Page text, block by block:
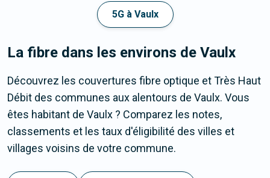
5G à Vaulx
La fibre dans les environs de Vaulx
Découvrez les couvertures fibre optique et Très Haut
Débit des communes aux alentours de Vaulx. Vous
êtes habitant de Vaulx ? Comparez les notes,
classements et les taux d'éligibilité des villes et
villages voisins de votre commune.